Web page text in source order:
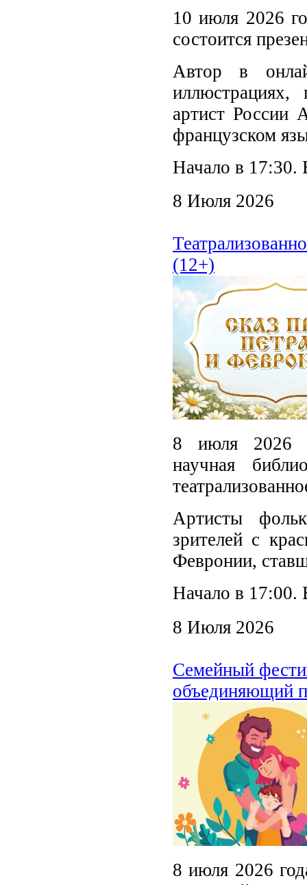
10 июля 2026
состоится
Автор в
артист России
французском
Начало в 17:30.
8 Июля 2026
(12+)
8 июля 2026
научная
Артисты
зрителей с
Февронии,
Начало в 17:00.
8 Июля 2026
Семейный
объединяющий
8 июля 2026